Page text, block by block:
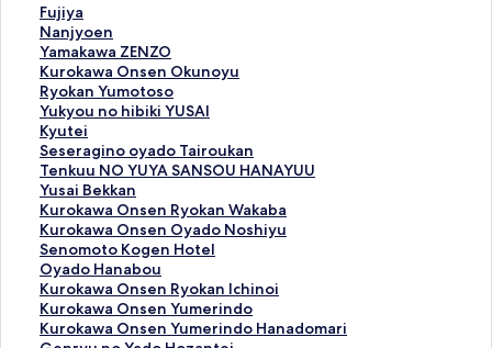
Fujiya
F
u
j
i
y
a
の
ペ
ー
ジ
を
開
く
リ
ン
ク
Nanjyoen
N
a
n
j
y
o
e
n
の
ペ
ー
ジ
を
開
く
リ
Yamakawa ZENZO
Y
a
m
a
k
a
w
a
Z
E
N
Z
O
の
ペ
Kurokawa Onsen Okunoyu
K
u
r
o
k
a
w
a
O
n
s
e
n
O
Ryokan Yumotoso
R
y
o
k
a
n
Y
u
m
o
t
o
s
Yukyou no hibiki YUSAI
Y
u
k
y
o
u
n
o
h
i
b
i
Kyutei
K
y
u
t
e
i
の
ペ
ー
ジ
を
Seseragino oyado Tairoukan
S
e
s
e
r
a
g
i
n
o
Tenkuu NO YUYA SANSOU HANAYUU
T
e
n
k
u
u
N
O
Y
Yusai Bekkan
Y
u
s
a
i
B
e
k
Kurokawa Onsen Ryokan Wakaba
K
u
r
o
k
a
w
Kurokawa Onsen Oyado Noshiyu
K
u
r
o
k
a
Senomoto Kogen Hotel
S
e
n
o
m
Oyado Hanabou
O
y
a
d
Kurokawa Onsen Ryokan Ichinoi
K
u
r
Kurokawa Onsen Yumerindo
K
u
Kurokawa Onsen Yumerindo Hanadomari
K